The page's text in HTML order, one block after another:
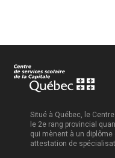
Situé à Québec, le
le 2e rang provincial
qui mènent à un diplôme
attestation de